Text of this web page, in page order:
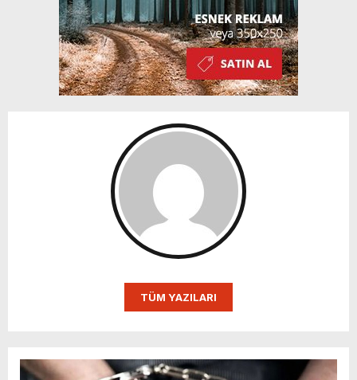
TÜM YAZILARI